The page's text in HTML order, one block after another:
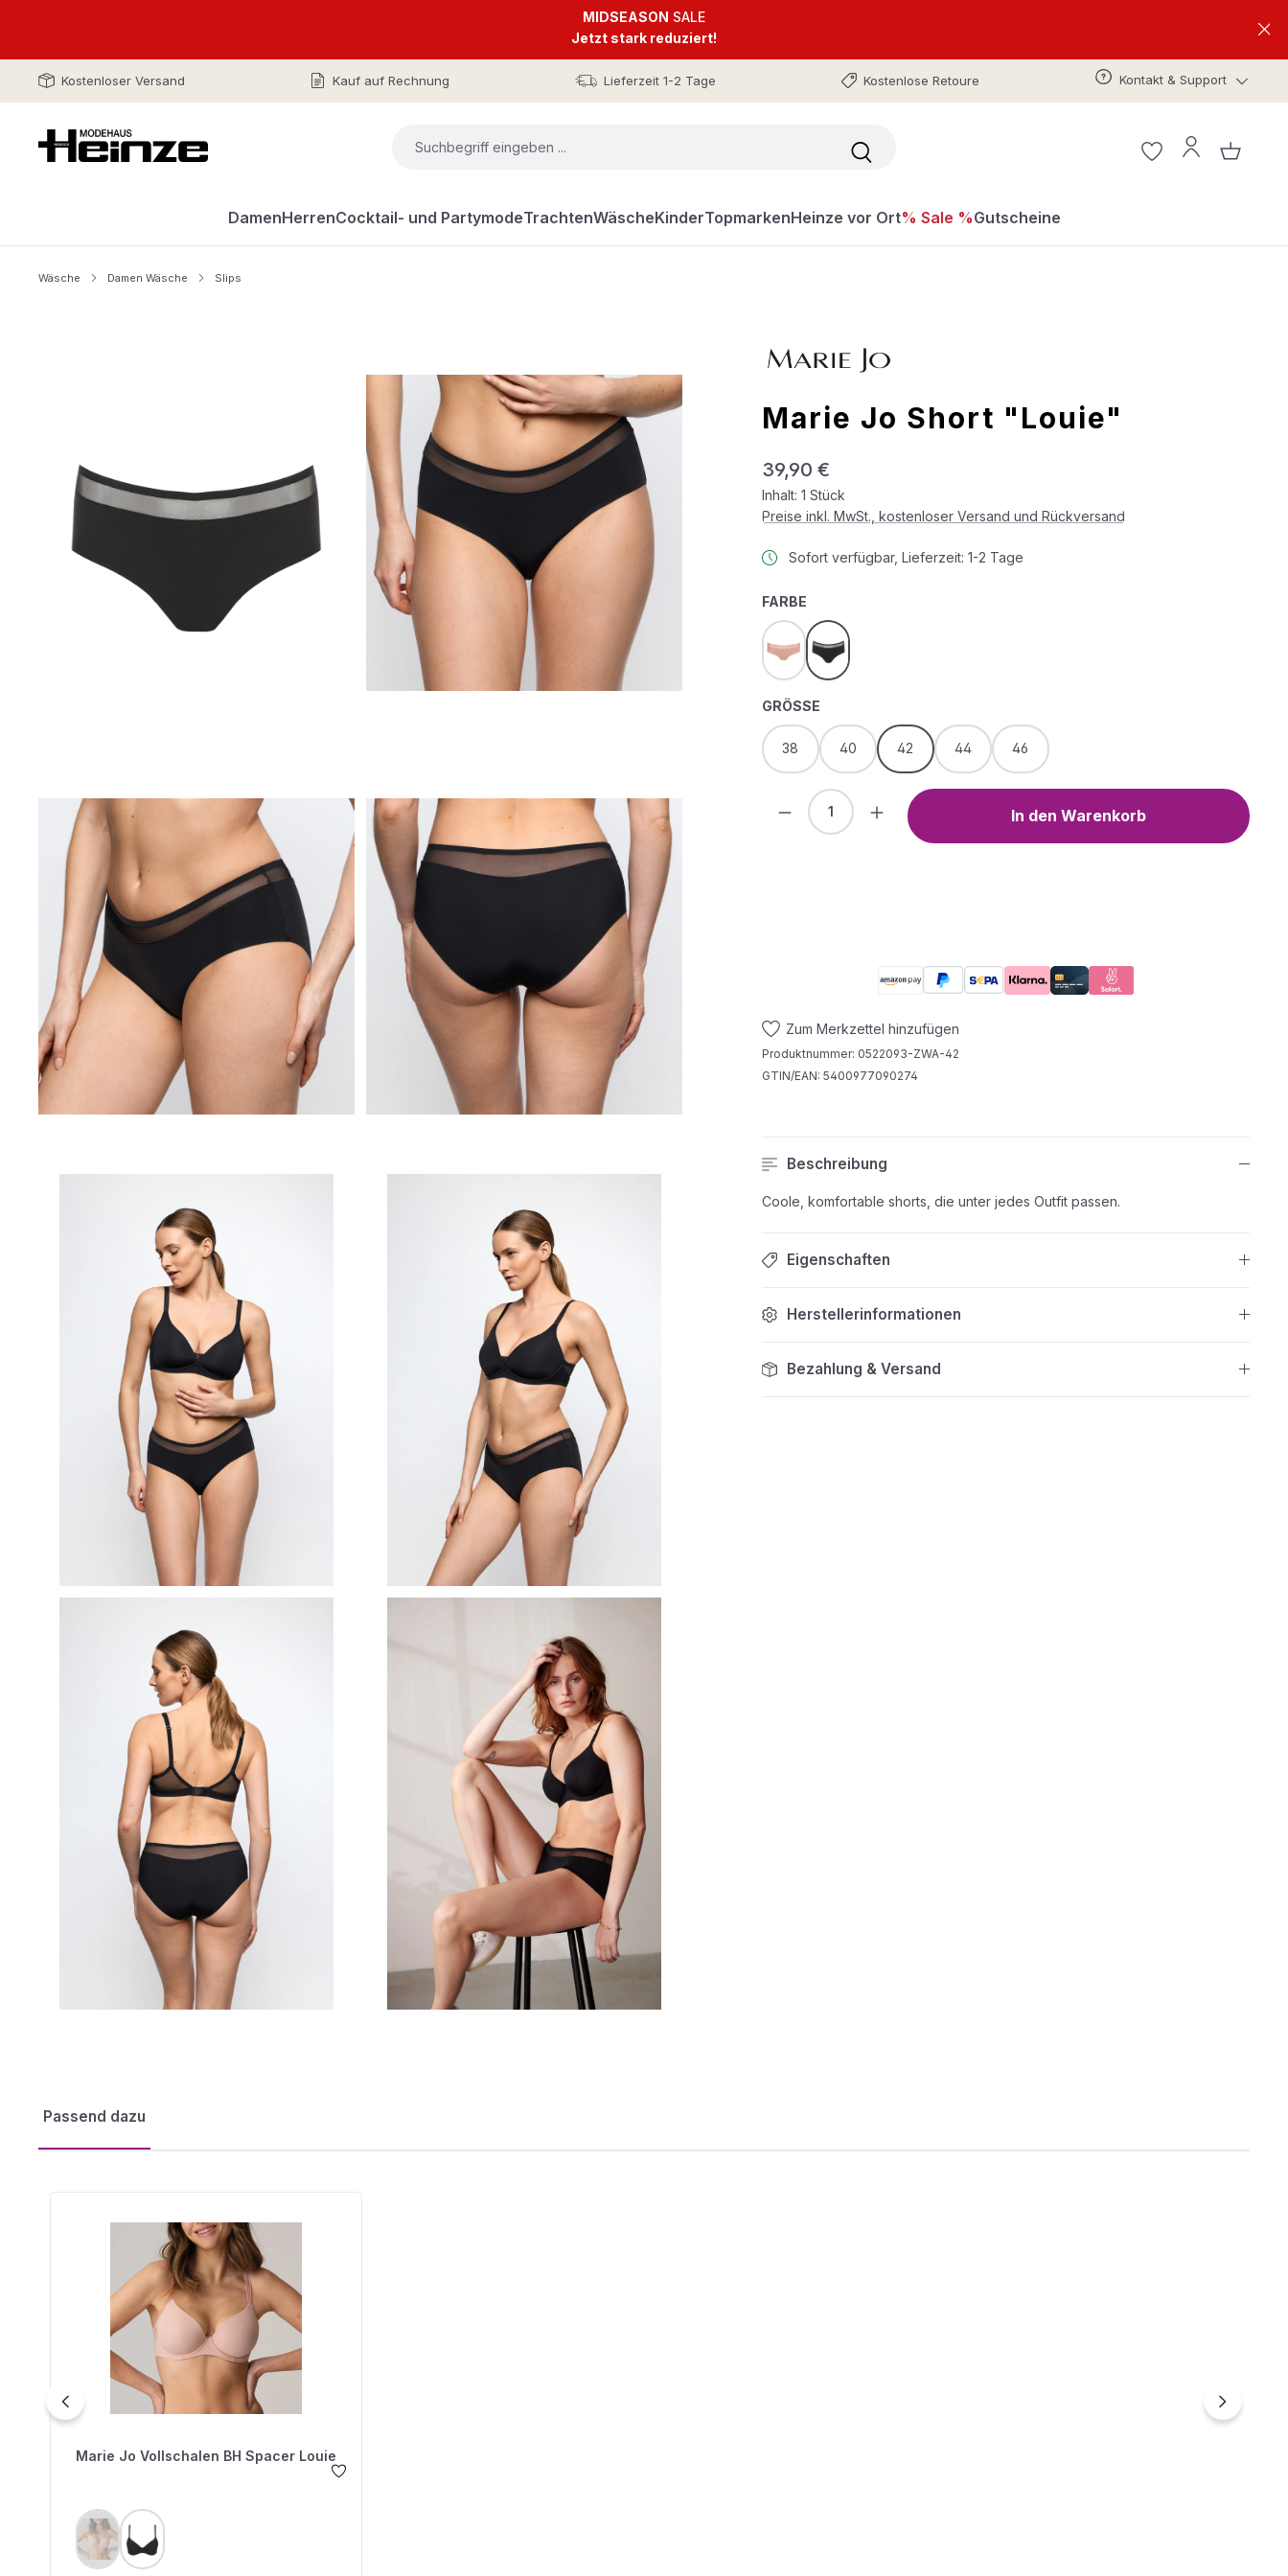
MIDSEASON SALE
Jetzt stark reduziert!
Kostenloser Versand Kauf auf Rechnung Lieferzeit 1-2 Tage Kostenlose Retoure Kontakt & Support
DamenHerrenCocktail- und PartymodeTrachtenWäscheKinderTopmarkenHeinze vor Ort% Sale %Gutscheine
Wäsche Damen Wäsche Slips
Marie Jo Short "Louie"
Regulärer Preis:
39,90 €
Inhalt: 1 Stück
Preise inkl. MwSt., kostenloser Versand und Rückversand
Sofort verfügbar, Lieferzeit: 1-2 Tage
FARBEAUSWÄHLEN
powder rose
schwarz
GRÖSSE AUSWÄHLEN
38 40 42 44 46
Produkt Anzahl: Gib den gewünschten Wert
In den Warenkorb
Zum Merkzettel hinzufügen
Produktnummer: 0522093-ZWA-42
GTIN/EAN: 5400977090274
Beschreibung
Coole, komfortable shorts, die unter jedes Outfit passen.
Eigenschaften
Herstellerinformationen
Bezahlung & Versand
Passend dazu
Marie Jo Vollschalen BH Spacer Louie
FARBE AUSWÄHLEN
(Diese Option ist zurzeit nicht verfügbar.)